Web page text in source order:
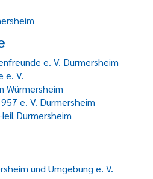
e. V. Durmersheim
e. V.
Würmersheim
e. V. Durmersheim
Durmersheim
und Umgebung e. V.